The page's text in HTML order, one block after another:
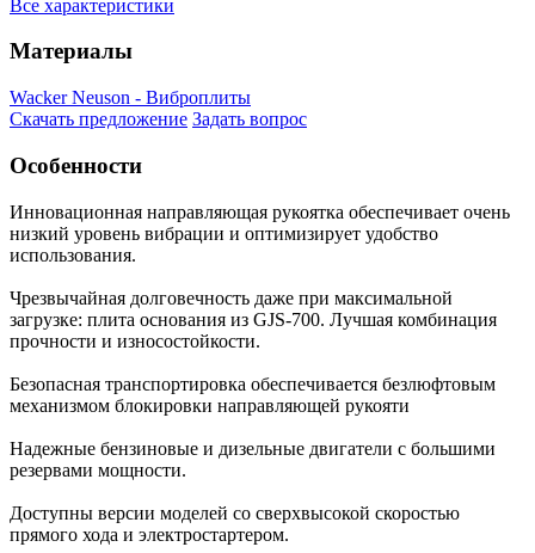
Все характеристики
Материалы
Wacker Neuson - Виброплиты
Скачать предложение Задать вопрос
Особенности
Инновационная направляющая рукоятка обеспечивает очень
низкий уровень вибрации и оптимизирует удобство
использования.
Чрезвычайная долговечность даже при максимальной
загрузке: плита основания из GJS-700. Лучшая комбинация
прочности и износостойкости.
Безопасная транспортировка обеспечивается безлюфтовым
механизмом блокировки направляющей рукояти
Надежные бензиновые и дизельные двигатели с большими
резервами мощности.
Доступны версии моделей со сверхвысокой скоростью
прямого хода и электростартером.